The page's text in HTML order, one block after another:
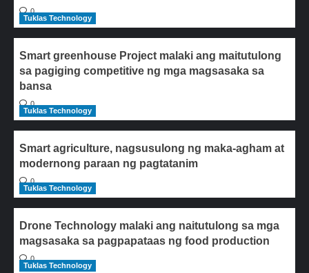
0
Tuklas Technology
Smart greenhouse Project malaki ang maitutulong
sa pagiging competitive ng mga magsasaka sa
bansa
0
Tuklas Technology
Smart agriculture, nagsusulong ng maka-agham at
modernong paraan ng pagtatanim
0
Tuklas Technology
Drone Technology malaki ang naitutulong sa mga
magsasaka sa pagpapataas ng food production
0
Tuklas Technology